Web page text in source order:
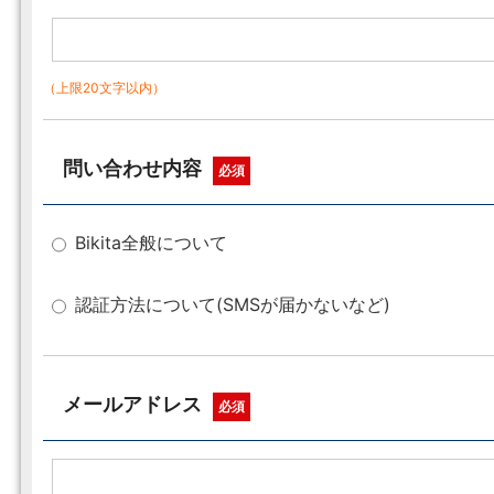
（上限20文字以内）
問い合わせ内容 必須
Bikita全般について
認証方法について(SMSが届かないなど)
メールアドレス 必須